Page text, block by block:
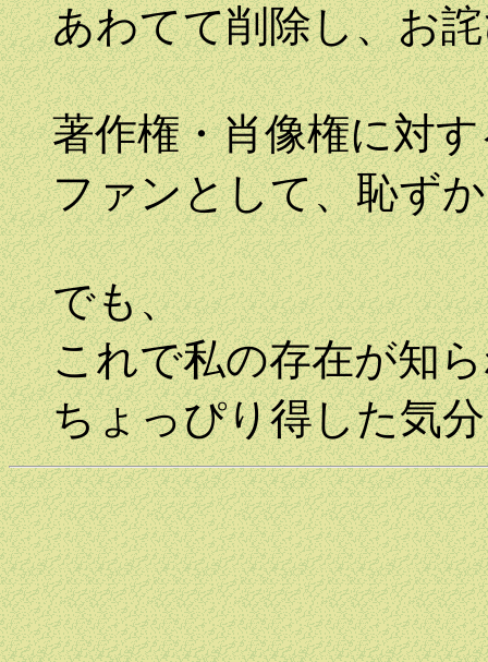
あわてて削除し、お
著作権・肖像権に対
ファンとして、恥ず
でも、
これで私の存在が知
ちょっぴり得した気